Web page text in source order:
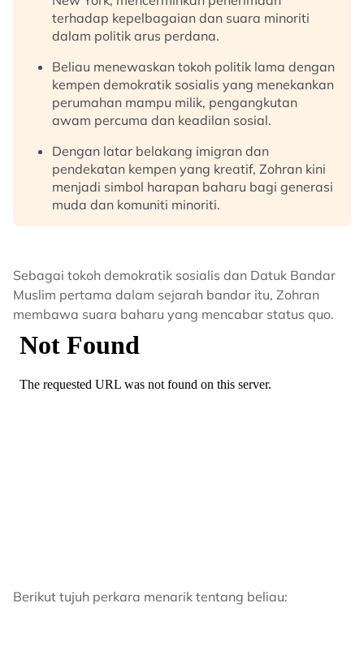
terhadap kepelbagaian dan suara minoriti
dalam politik arus perdana.
Beliau menewaskan tokoh politik lama dengan
kempen demokratik sosialis yang menekankan
perumahan mampu milik, pengangkutan
awam percuma dan keadilan sosial.
Dengan latar belakang imigran dan
pendekatan kempen yang kreatif, Zohran kini
menjadi simbol harapan baharu bagi generasi
muda dan komuniti minoriti.
Sebagai tokoh demokratik sosialis dan Datuk Bandar
Muslim pertama dalam sejarah bandar itu, Zohran
membawa suara baharu yang mencabar status quo.
Berikut tujuh perkara menarik tentang beliau: